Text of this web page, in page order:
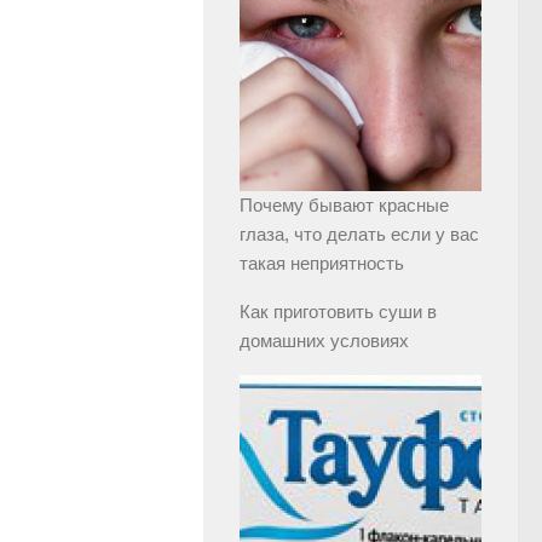
Почему бывают красные
глаза, что делать если у вас
такая неприятность
Как приготовить суши в
домашних условиях